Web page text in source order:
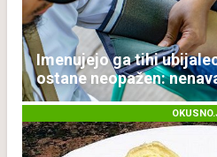
Imenujejo ga tihi
ostane neopažen:
visokega holesterola